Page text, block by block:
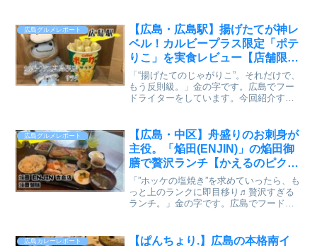
広島グルメレポート
【広島・広島駅】揚げたてが神レ
ベル！カルビープラス限定「ポテ
りこ」を実食レビュー【店舗限定
グルメ】【かえるのピクルスと実
食レビュー】
「“揚げたてのじゃがりこ”。それだけで、
もう反則級。」金の字です。広島でフー
ドライターをしています。今回紹介する
「ポテりこ」。インスタで流れてきた、
あの“謎の揚げ動画”。...
広島グルメレポート
【広島・中区】舟盛りのお刺身が
主役。「焔田(ENJIN)」の焔田御
膳で贅沢ランチ【かえるのピクル
スと実食レビュー】
「”ホッケの塩焼き”を求めていったら、も
っと上のランクに即目移り♬贅沢すぎる
ランチ。」金の字です。広島でフードラ
を見て、「行くしかない！」と即決。広
広島カレーレポート
【ぱんちょり.】広島の本格南イ